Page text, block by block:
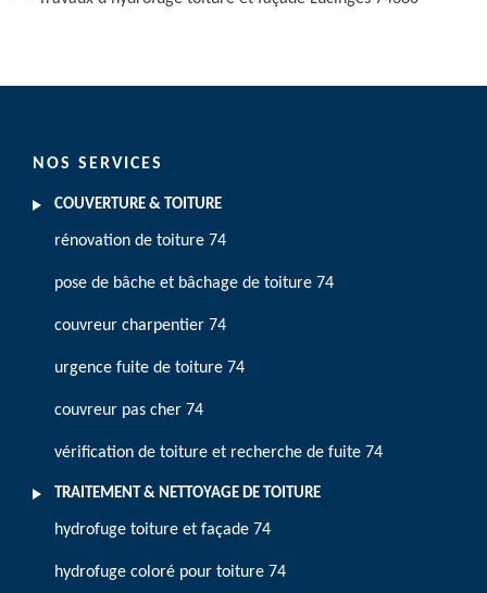
NOS SERVICES
COUVERTURE & TOITURE
rénovation de toiture 74
pose de bâche et bâchage de toiture 74
couvreur charpentier 74
urgence fuite de toiture 74
couvreur pas cher 74
vérification de toiture et recherche de fuite 74
TRAITEMENT & NETTOYAGE DE TOITURE
hydrofuge toiture et façade 74
hydrofuge coloré pour toiture 74